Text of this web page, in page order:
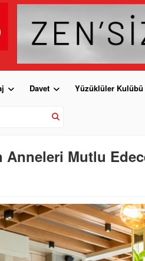
Davet Yüzüklüler Kulübü
Anneleri Mutlu